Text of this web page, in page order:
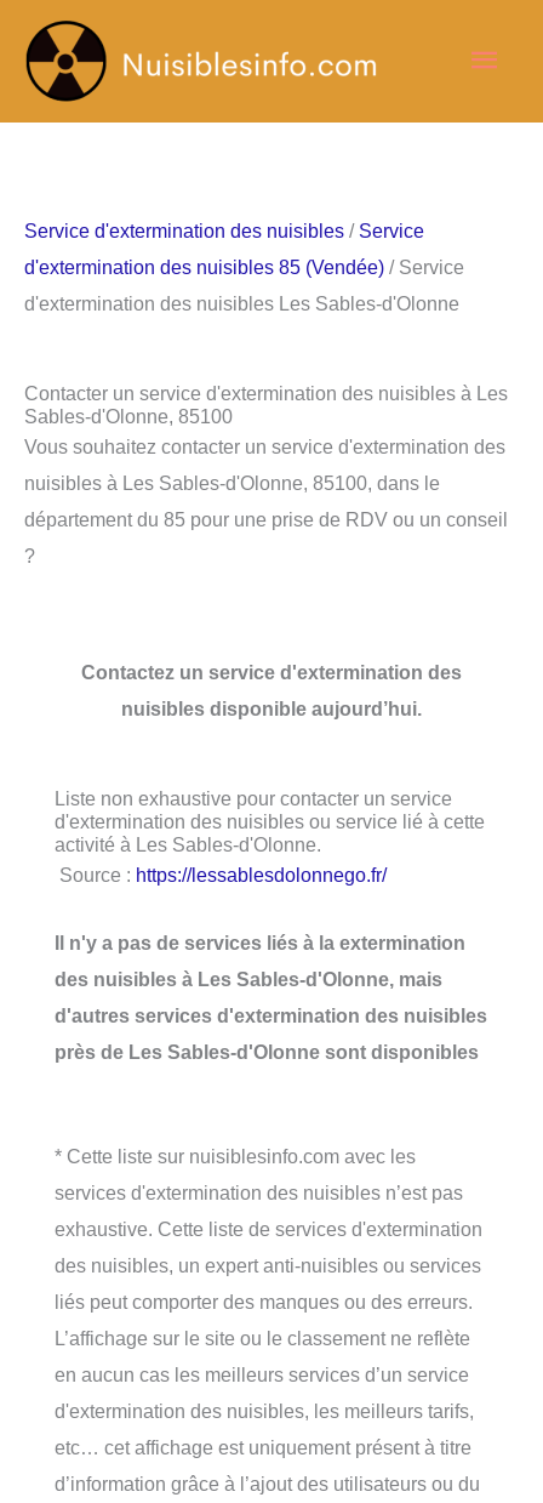
contenu
Service d'extermination des nuisibles / Service
d'extermination des nuisibles 85 (Vendée) / Service
d'extermination des nuisibles Les Sables-d'Olonne
Contacter un service d'extermination des nuisibles à Les
Sables-d'Olonne, 85100
Vous souhaitez contacter un service d'extermination des
nuisibles à Les Sables-d'Olonne, 85100, dans le
département du 85 pour une prise de RDV ou un conseil
?
Contactez un service d'extermination des
nuisibles disponible aujourd’hui.
Liste non exhaustive pour contacter un service
d'extermination des nuisibles ou service lié à cette
activité à Les Sables-d'Olonne.
Source : https://lessablesdolonnego.fr/
Il n'y a pas de services liés à la extermination
des nuisibles à Les Sables-d'Olonne, mais
d'autres services d'extermination des nuisibles
près de Les Sables-d'Olonne sont disponibles
* Cette liste sur nuisiblesinfo.com avec les
services d'extermination des nuisibles n’est pas
exhaustive. Cette liste de services d'extermination
des nuisibles, un expert anti-nuisibles ou services
liés peut comporter des manques ou des erreurs.
L’affichage sur le site ou le classement ne reflète
en aucun cas les meilleurs services d’un service
d'extermination des nuisibles, les meilleurs tarifs,
etc… cet affichage est uniquement présent à titre
d’information grâce à l’ajout des utilisateurs ou du